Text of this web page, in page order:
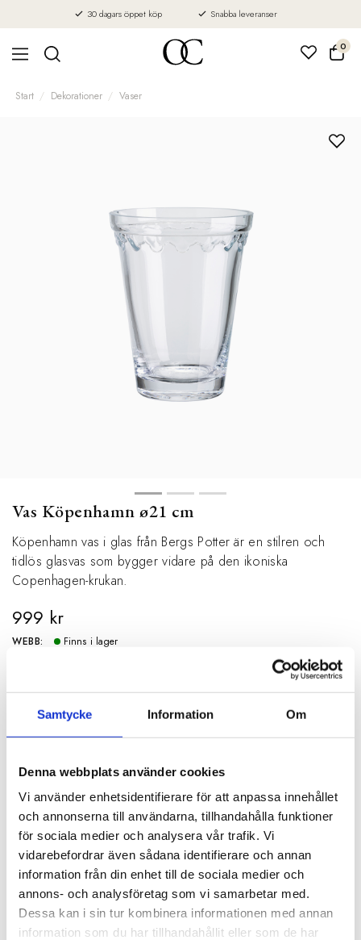
Samtycke Information Om
Denna webbplats använder cookies
Vi använder enhetsidentifierare för att anpassa innehållet
och annonserna till användarna, tillhandahålla funktioner
för sociala medier och analysera vår trafik. Vi
vidarebefordrar även sådana identifierare och annan
information från din enhet till de sociala medier och
annons- och analysföretag som vi samarbetar med.
Dessa kan i sin tur kombinera informationen med annan
information som du har tillhandahållit eller som de har
30 dagars öppet köp Snabba leveranser
0
Start Dekorationer Vaser
Vas Köpenhamn ø21 cm
Köpenhamn vas i glas från Bergs Potter är en stilren och
tidlös glasvas som bygger vidare på den ikoniska
Copenhagen-krukan.
999 kr
WEBB:
Finns i lager
SPECIFIKATIONER
Diameter
15 cm
Höjd
21 cm
Material
Glas
Skötselråd
Handdiskas
BESKRIVNING